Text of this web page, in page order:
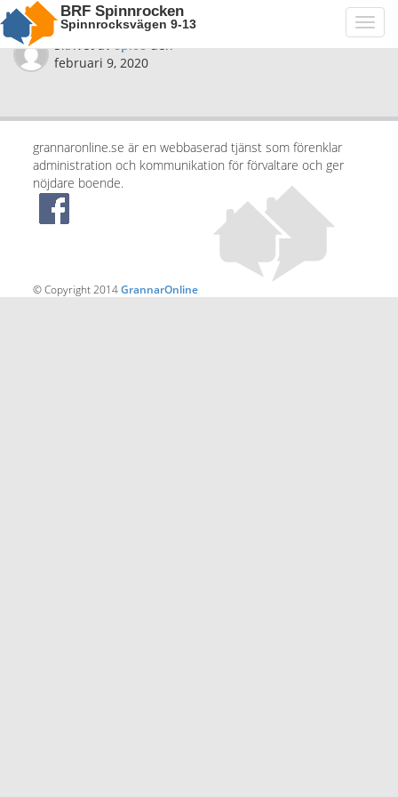
BRF Spinnrocken
Spinnrocksvägen 9-13
Skrivet avspi08den
februari 9, 2020
grannaronline.se är en webbaserad tjänst som förenklar
administration och kommunikation för förvaltare och ger
nöjdare boende.
© Copyright 2014GrannarOnline